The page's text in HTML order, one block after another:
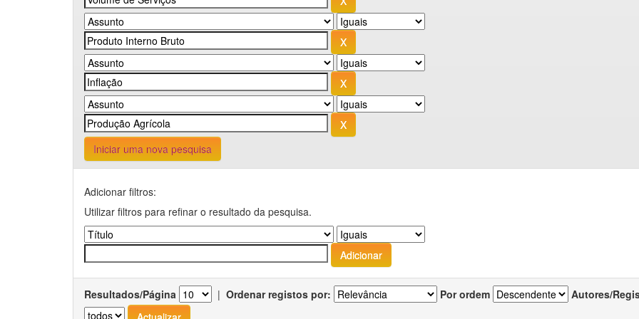
Iniciar uma nova pesquisa
Adicionar filtros:
Utilizar filtros para refinar o resultado da pesquisa.
Resultados/Página | Ordenar registos por: Por ordem Autores/